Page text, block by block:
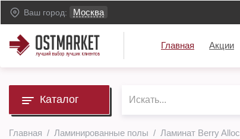
Ваш город: Москва
Главная Акции
Каталог
Главная Ламинированные полы Ламинат Berry Alloc